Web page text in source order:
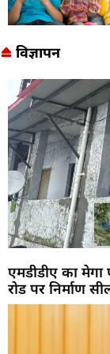
विज्ञापन
एमडीडीए का
रोड पर निर्माण